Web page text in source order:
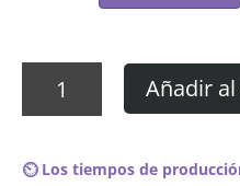
Kraftwerk
Mensch-
Añadir
⏲️ Los tiempos de